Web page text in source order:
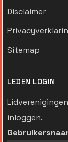
Disclaimer
Sitemap
LEDEN LOGIN
inloggen.